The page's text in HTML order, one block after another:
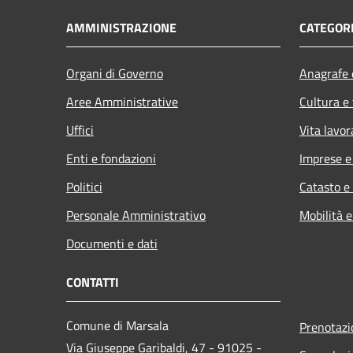
AMMINISTRAZIONE
Organi di Governo
Aree Amministrative
Uffici
Enti e fondazioni
Politici
Personale Amministrativo
Documenti e dati
Cultura
Vita
Imprese
Catasto
Mobilità
CONTATTI
Comune di Marsala
Via Giuseppe Garibaldi, 47 - 91025 -